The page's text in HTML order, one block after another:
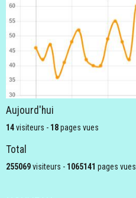
Aujourd'hui
14visiteurs - 18pages vues
Total
255069visiteurs - 1065141 pages vues